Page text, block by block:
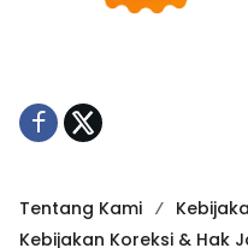
Tentang Kami
Kebijakan Koreksi & Hak